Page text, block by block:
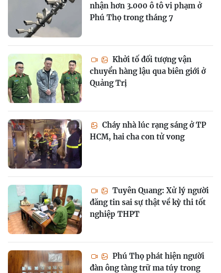
nhận hơn 3.000 ô tô vi phạm ở
Phú Thọ trong tháng 7
Khởi tố đối tượng vận
chuyển hàng lậu qua biên giới ở
Quảng Trị
Cháy nhà lúc rạng sáng ở TP
HCM, hai cha con tử vong
Tuyên Quang: Xử lý người
đăng tin sai sự thật về kỳ thi tốt
nghiệp THPT
Phú Thọ phát hiện người
đàn ông tàng trữ ma túy trong